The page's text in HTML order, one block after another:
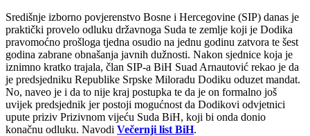
Središnje izborno povjerenstvo Bosne i Hercegovine (SIP) danas je
praktički provelo odluku državnoga Suda te zemlje koji je Dodika
pravomoćno prošloga tjedna osudio na jednu godinu zatvora te šest
godina zabrane obnašanja javnih dužnosti. Nakon sjednice koja je
iznimno kratko trajala, član SIP-a BiH Suad Arnautović rekao je da
je predsjedniku Republike Srpske Miloradu Dodiku oduzet mandat.
No, naveo je i da to nije kraj postupka te da je on formalno još
uvijek predsjednik jer postoji mogućnost da Dodikovi odvjetnici
upute priziv Prizivnom vijeću Suda BiH, koji bi onda donio
konačnu odluku. Navodi Večernji list BiH.